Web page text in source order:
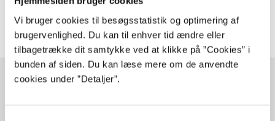
Vi bruger cookies til besøgsstatistik og optimering af
brugervenlighed. Du kan til enhver tid ændre eller
tilbagetrække dit samtykke ved at klikke på ”Cookies” i
bunden af siden. Du kan læse mere om de anvendte
cookies under ”Detaljer”.